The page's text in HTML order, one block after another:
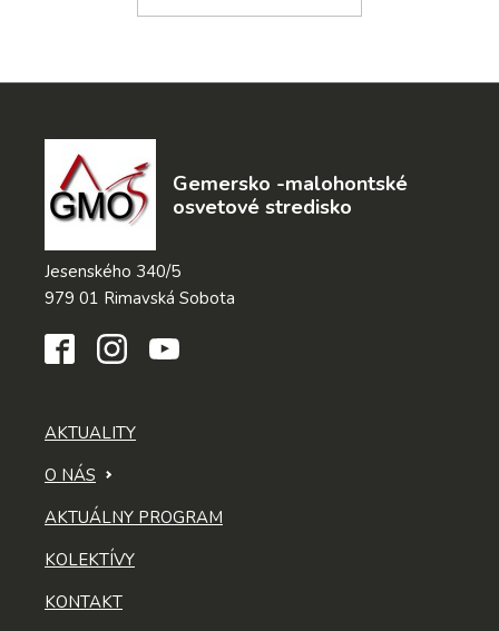
Gemersko -malohontské
osvetové stredisko
Jesenského 340/5
979 01 Rimavská Sobota
AKTUALITY
O NÁS
AKTUÁLNY PROGRAM
KOLEKTÍVY
KONTAKT